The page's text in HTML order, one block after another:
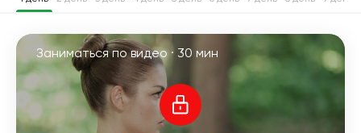
Заниматься по видео · 30 мин